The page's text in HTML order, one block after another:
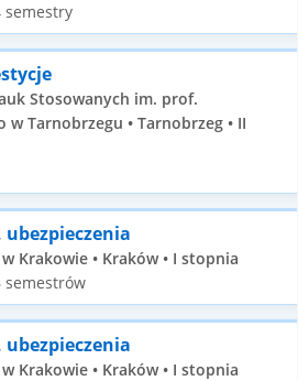
semestry
Stosowanych im. prof.
w Tarnobrzegu • Tarnobrzeg • II
Krakowie • Kraków • I stopnia
semestrów
Krakowie • Kraków • I stopnia